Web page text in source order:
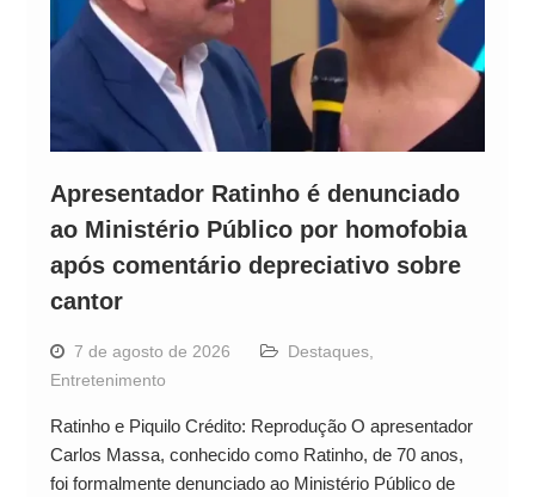
Apresentador Ratinho é denunciado
ao Ministério Público por homofobia
após comentário depreciativo sobre
cantor
7 de agosto de 2026 Destaques,
Entretenimento
Ratinho e Piquilo Crédito: Reprodução O apresentador
Carlos Massa, conhecido como Ratinho, de 70 anos,
foi formalmente denunciado ao Ministério Público de